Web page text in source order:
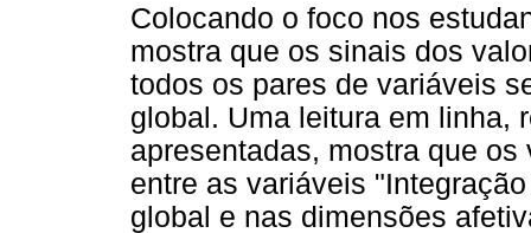
Colocando o foco nos
mostra que os sinais dos
todos os pares de variáveis
global. Uma leitura em linha,
apresentadas, mostra que
entre as variáveis
global e nas dimensões